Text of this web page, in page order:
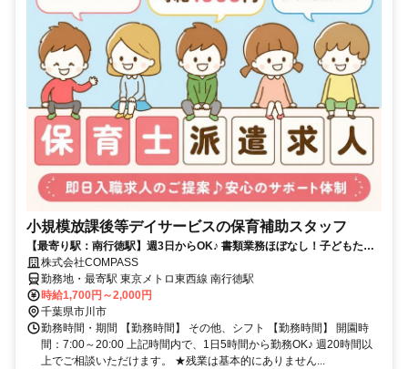
小規模放課後等デイサービスの保育補助スタッフ
【最寄り駅：南行徳駅】週3日からOK♪ 書類業務ほぼなし！子どもたち
とじっくり関われる環境★
株式会社COMPASS
勤務地・最寄駅 東京メトロ東西線 南行徳駅
時給1,700円～2,000円
千葉県市川市
勤務時間・期間 【勤務時間】 その他、シフト 【勤務時間】 開園時
間：7:00～20:00 上記時間内で、1日5時間から勤務OK♪ 週20時間以
上でご相談いただけます。 ★残業は基本的にありません...